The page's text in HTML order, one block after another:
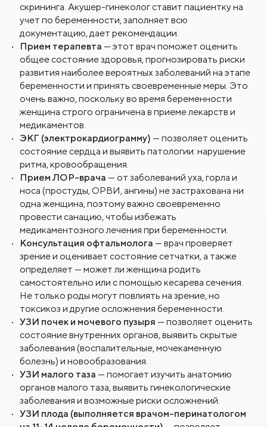
скрининга. Акушер-гинеколог ставит пациентку на
учет по беременности, заполняет всю
документацию, дает рекомендации.
Прием терапевта — этот врач поможет оценить
общее состояние здоровья, прогнозировать риски
развития наиболее вероятных заболеваний на этапе
беременности и принять своевременные меры. Это
очень важно, поскольку во время беременности
женщина строго ограничена в приеме лекарств и
медикаментов.
ЭКГ (электрокардиограмму) — позволяет оценить
состояние сердца и выявить патологии: нарушение
ритма, кровообращения.
Прием ЛОР-врача — от заболеваний уха, горла и
носа (простуды, ОРВИ, ангины) не застрахована ни
одна женщина, поэтому важно своевременно
провести санацию, чтобы избежать
медикаментозного лечения при беременности.
Консультация офтальмолога — врач проверяет
зрение и оценивает состояние сетчатки, а также
определяет — может ли женщина родить
самостоятельно или с помощью кесарева сечения.
Не только роды могут повлиять на зрение, но
токсикоз и другие осложнения беременности.
УЗИ почек и мочевого пузыря — позволяет оценить
состояние внутренних органов, выявить скрытые
заболевания (воспалительные, мочекаменную
болезнь) и новообразования.
УЗИ малого таза — помогает изучить анатомию
органов малого таза, выявить гинекологические
заболевания и возможные риски осложнений.
УЗИ плода (выполняется врачом-перинатологом